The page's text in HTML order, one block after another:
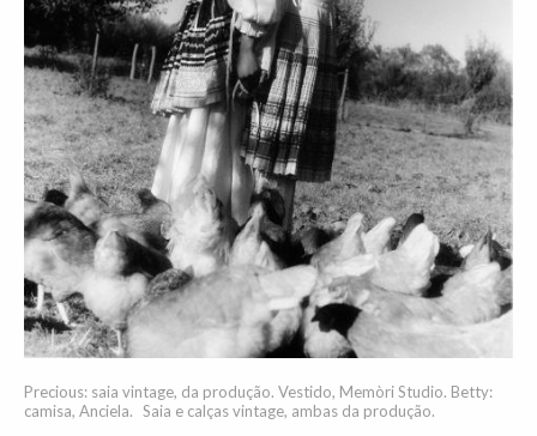
Precious: saia vintage, da produção. Vestido, Memòri Studio. Betty:
camisa, Anciela. Saia e calças vintage, ambas da produção.